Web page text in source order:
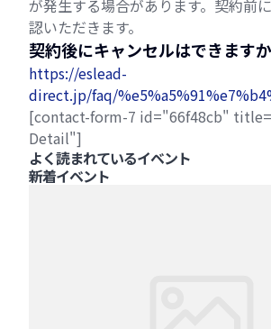
が発生する場合があります。契約前
認いただきます。
契約後にキャンセルはできます
https://eslead-
direct.jp/faq/
[contact-form-7 id="66f48cb"
Detail"]
よく読まれているイベント
新着イベント